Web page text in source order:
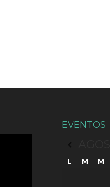
EVENTOS
L M M